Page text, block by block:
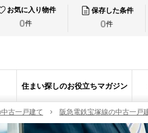
お気に入り物件
0件
保存した条件
0件
住まい探しのお役立ちマガジン
古一戸建て 阪急電鉄宝塚線の中古一戸